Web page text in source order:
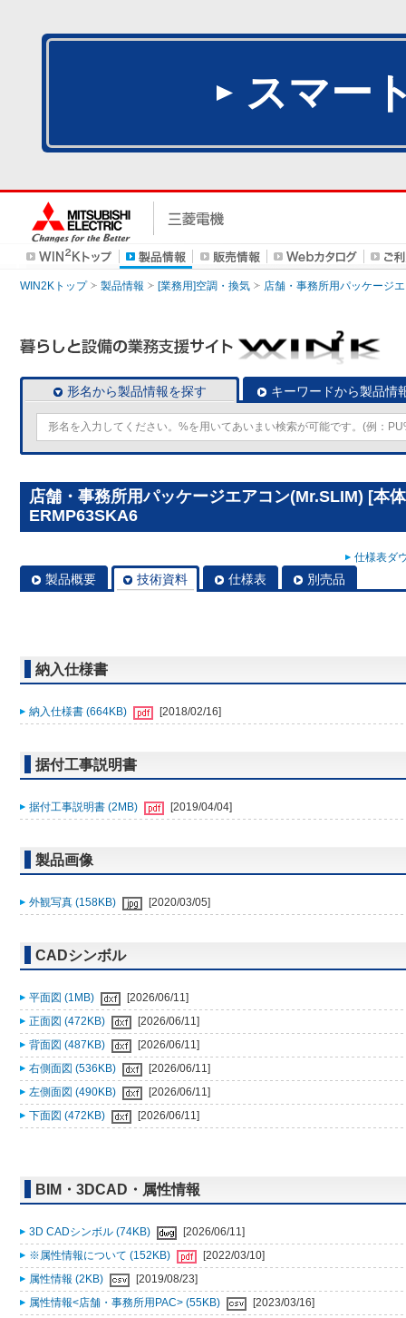
スマー
WIN2Kトップ 製品情報 [業務用]空調・換気 店舗・事務所用パッケージ
形名から製品情報を探す キーワードから製品情
店舗・事務所用パッケージエアコン(Mr.SLIM) [本
ERMP63SKA6
仕様表ダ
製品概要 技術資料 仕様表 別売品
納入仕様書
納入仕様書 (664KB) [2018/02/16]
据付工事説明書
据付工事説明書 (2MB) [2019/04/04]
製品画像
外観写真 (158KB) [2020/03/05]
CADシンボル
平面図 (1MB)
[2026/06/11]
正面図 (472KB)
[2026/06/11]
背面図 (487KB)
[2026/06/11]
右側面図 (536KB)
[2026/06/11]
左側面図 (490KB)
[2026/06/11]
下面図 (472KB)
[2026/06/11]
BIM・3DCAD・属性情報
3D CADシンボル (74KB)
[2026/06/11]
※属性情報について (152KB)
[2022/03/10]
属性情報 (2KB)
[2019/08/23]
属性情報<店舗・事務所用PAC> (55KB)
[2023/03/16]